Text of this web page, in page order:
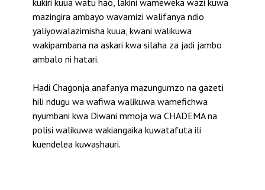
kukiri kuua watu hao, lakini wameweka wazi kuwa
mazingira ambayo wavamizi walifanya ndio
yaliyowalazimisha kuua, kwani walikuwa
wakipambana na askari kwa silaha za jadi jambo
ambalo ni hatari.
Hadi Chagonja anafanya mazungumzo na gazeti
hili ndugu wa wafiwa walikuwa wamefichwa
nyumbani kwa Diwani mmoja wa CHADEMA na
polisi walikuwa wakiangaika kuwatafuta ili
kuendelea kuwashauri.